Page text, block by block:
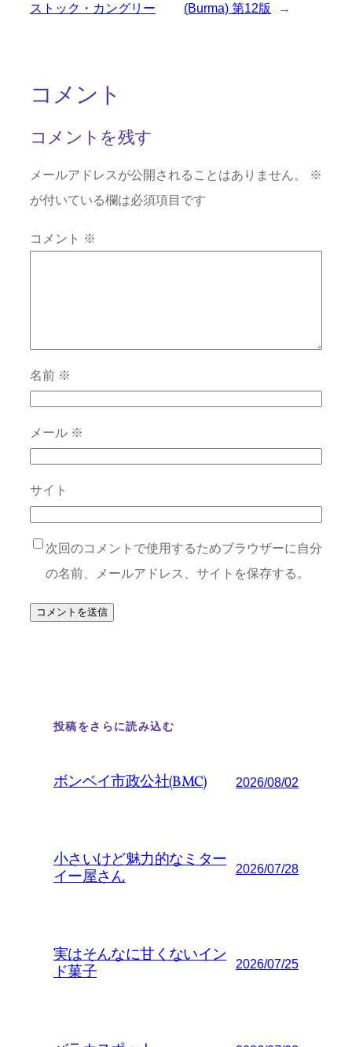
ストック・カングリー
(Burma) 第12版
→
コメント
コメントを残す
メールアドレスが公開されることはありません。
※
が付いている欄は必須項目です
コメント ※
名前 ※
メール ※
サイト
次回のコメントで使用するためブラウザーに自分
の名前、メールアドレス、サイトを保存する。
投稿をさらに読み込む
ボンベイ市政公社(BMC) 2026/08/02
小さいけど魅力的なミター
イー屋さん
2026/07/28
実はそんなに甘くないイン
ド菓子
2026/07/25